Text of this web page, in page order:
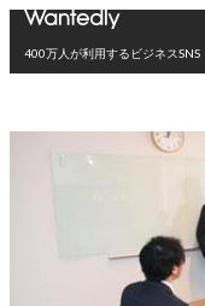
400万人が利用するビジネスSNS